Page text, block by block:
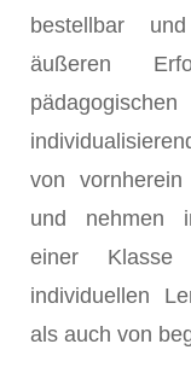
bestellbar
äußeren
von
und nehmen
einer
individuellen
als auch von